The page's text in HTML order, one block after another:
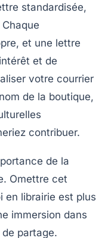
standardisée,
et une lettre
et de
votre courrier
de la boutique,
contribuer.
de la
Omettre cet
en librairie est plus
immersion dans
partage.